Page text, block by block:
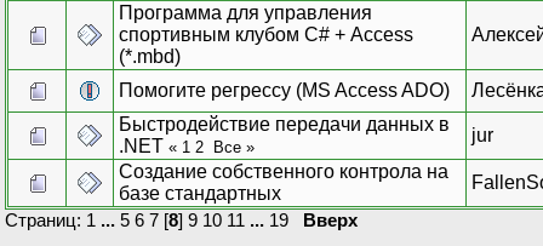
Программа для управления
спортивным клубом С# + Access
(*.mbd)
Помогите регрессу (MS Access ADO)
Быстродействие передачи данных в
.NET « 1 2 Все »
jur
Создание собственного контрола на
базе стандартных
Страниц: 1 ... 5 6 7 [8] 9 10 11 ... 19 Вверх